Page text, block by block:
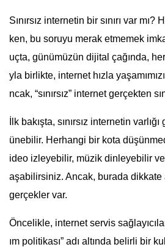
Sınırsız internetin bir sınırı var
ken, bu soruyu merak etmemek
uçta, günümüzün dijital çağında,
yla birlikte, internet hızla
ncak, “sınırsız” internet gerçekten
İlk bakışta, sınırsız internetin
ünebilir. Herhangi bir kota
ideo izleyebilir, müzik dinleyebilir
aşabilirsiniz. Ancak, burada dikkate
gerçekler var.
Öncelikle, internet servis
ım politikası” adı altında belirli bir